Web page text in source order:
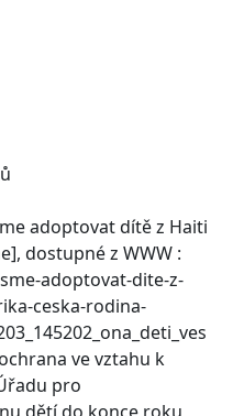
adoptovat dítě z Haiti
dostupné z WWW :
adoptovat-dite-z-
ceska-rodina-
ve vztahu k
pro